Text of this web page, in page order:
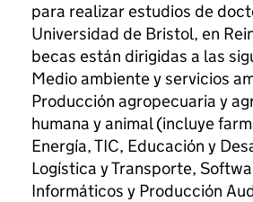
para realizar estudios de
Universidad de Bristol, en
becas están dirigidas a las
Medio ambiente y servicios
Producción agropecuaria y
humana y animal (incluye
Energía, TIC, Educación y
Logística y Transporte,
Informáticos y Producción